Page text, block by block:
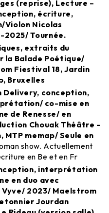
(reprise), Lecture –
écriture,
Nicolas
2025/ Tournée.
extraits du
la Balade Poétique/
Fiestival 18, Jardin
Bruxelles
Delivery, conception,
co-mise en
de Renesse/ en
Chouak Théâtre –
memap/ Seule en
show. Actuellement
en Be et en Fr
interprétation
en duo avec
Vyve/ 2023/ Maelstrom
Jourdan